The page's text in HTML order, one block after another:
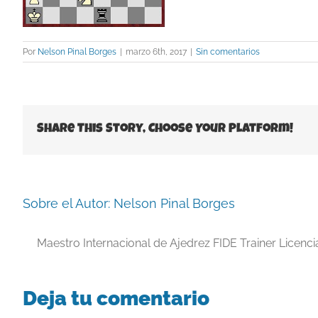
Por Nelson Pinal Borges | marzo 6th, 2017 | Sin comentarios
Share This Story, Choose Your Platform!
Sobre el Autor: Nelson Pinal Borges
Maestro Internacional de Ajedrez FIDE Trainer
Deja tu comentario